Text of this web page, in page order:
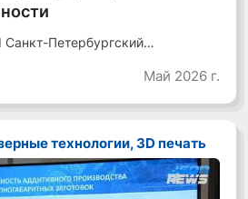
Санкт-Петербургский
Май 2026 г.
технологии, 3D печать